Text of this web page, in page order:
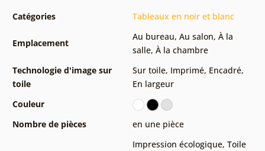
Catégories Tableaux en noir et blanc
Emplacement
Au bureau, Au salon, À la
salle, À la chambre
Technologie d'image sur
toile
Sur toile, Imprimé, Encadré,
En largeur
Couleur
Nombre de pièces
en une pièce
Impression écologique, Toile